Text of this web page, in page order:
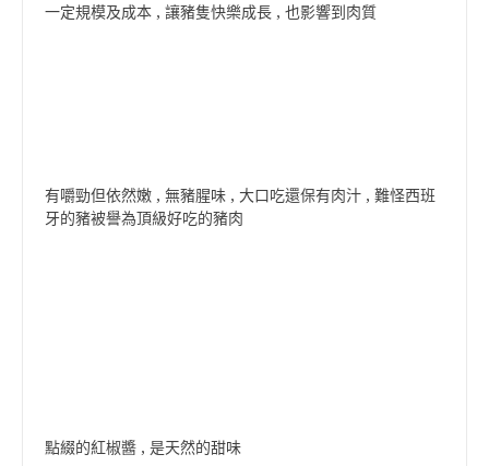
一定規模及成本 , 讓豬隻快樂成長 , 也影響到肉質
有嚼勁但依然嫩 , 無豬腥味 , 大口吃還保有肉汁 , 難怪西班
牙的豬被譽為頂級好吃的豬肉
點綴的紅椒醬 , 是天然的甜味